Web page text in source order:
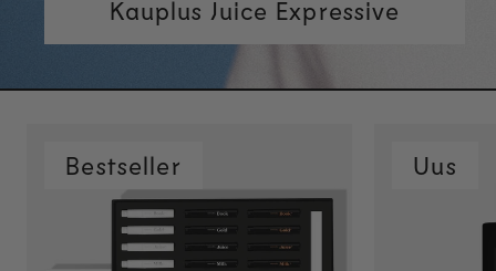
Kauplus Juice Expressive
Bestseller Uus